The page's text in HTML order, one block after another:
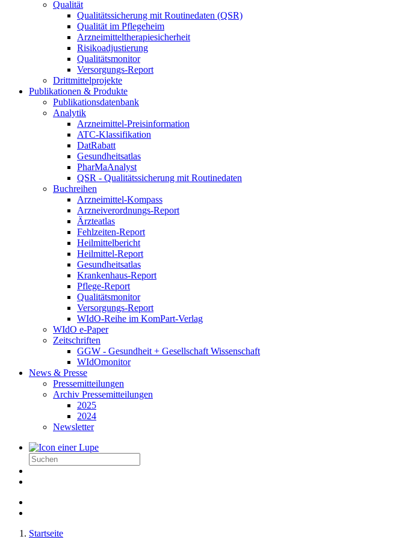
Qualität
Qualitätssicherung mit Routinedaten (QSR)
Qualität im Pflegeheim
Arzneimitteltherapiesicherheit
Risikoadjustierung
Qualitätsmonitor
Versorgungs-Report
Drittmittelprojekte
Publikationen & Produkte
Publikationsdatenbank
Analytik
Arzneimittel-Preisinformation
ATC-Klassifikation
DatRabatt
Gesundheitsatlas
PharMaAnalyst
QSR - Qualitätssicherung mit Routinedaten
Buchreihen
Arzneimittel-Kompass
Arzneiverordnungs-Report
Ärzteatlas
Fehlzeiten-Report
Heilmittelbericht
Heilmittel-Report
Gesundheitsatlas
Krankenhaus-Report
Pflege-Report
Qualitätsmonitor
Versorgungs-Report
WIdO-Reihe im KomPart-Verlag
WIdO e-Paper
Zeitschriften
GGW - Gesundheit + Gesellschaft Wissenschaft
WIdOmonitor
News & Presse
Pressemitteilungen
Archiv Pressemitteilungen
2025
2024
Newsletter
Startseite